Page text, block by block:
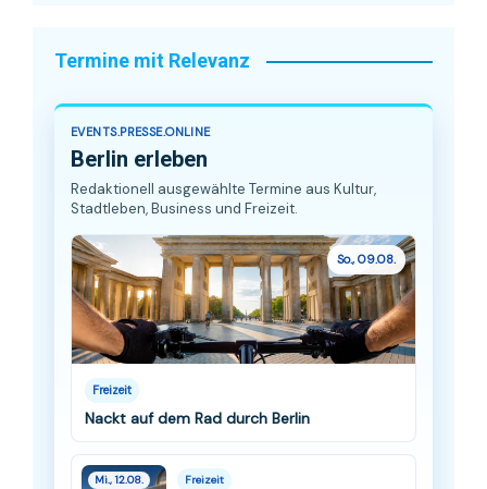
Termine mit Relevanz
EVENTS.PRESSE.ONLINE
Berlin erleben
Redaktionell ausgewählte Termine aus Kultur,
Stadtleben, Business und Freizeit.
So., 09.08.
Freizeit
Nackt auf dem Rad durch Berlin
Mi., 12.08. Freizeit